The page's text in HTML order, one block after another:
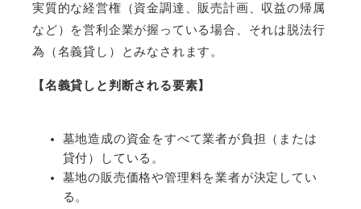
実質的な経営権（資金調達、販売計画、収益の帰属
など）を営利企業が握っている場合、それは脱法行
為（名義貸し）とみなされます。
【名義貸しと判断される要素】
墓地造成の資金をすべて業者が負担（または
貸付）している。
墓地の販売価格や管理料を業者が決定してい
る。